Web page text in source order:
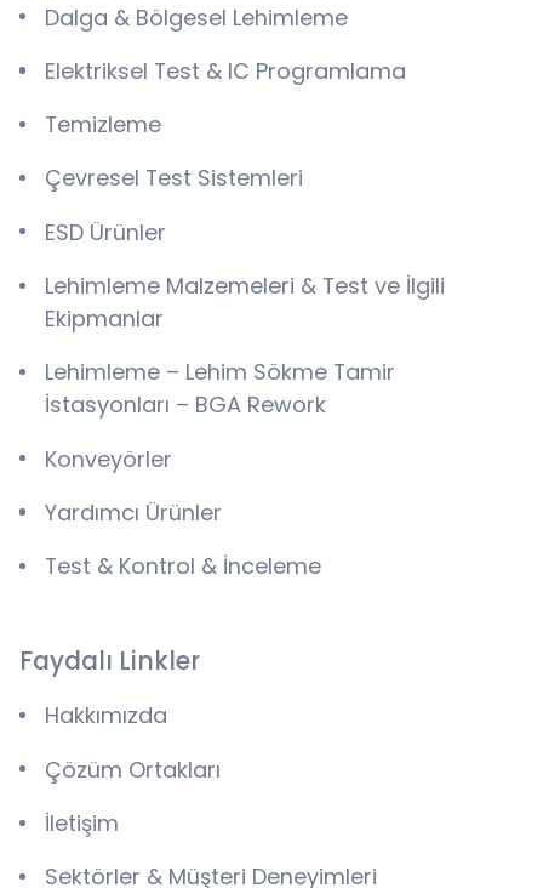
Dalga & Bölgesel Lehimleme
Elektriksel Test & IC Programlama
Temizleme
Çevresel Test Sistemleri
ESD Ürünler
Lehimleme Malzemeleri & Test ve İlgili
Ekipmanlar
Lehimleme – Lehim Sökme Tamir
İstasyonları – BGA Rework
Konveyörler
Yardımcı Ürünler
Test & Kontrol & İnceleme
Faydalı Linkler
Hakkımızda
Çözüm Ortakları
İletişim
Sektörler & Müşteri Deneyimleri